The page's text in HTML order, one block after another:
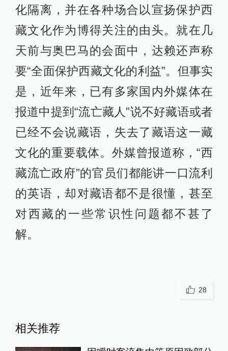
化隔离，并在各种场合以宣扬保护西
藏文化作为博得关注的由头。就在几
天前与奥巴马的会面中，达赖还声称
要“全面保护西藏文化的利益”。但事实
是，近年来，已有多家国内外媒体在
报道中提到“流亡藏人”说不好藏语或者
已经不会说藏语，失去了藏语这一藏
文化的重要载体。外媒曾报道称，“西
藏流亡政府”的官员们都能讲一口流利
的英语，却对藏语都不是很懂，甚至
对西藏的一些常识性问题都不甚了
解。
28
相关推荐